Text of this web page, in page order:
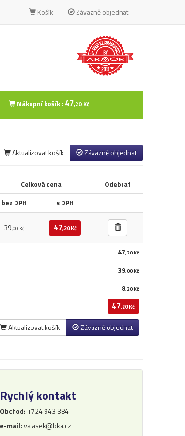
Košík Závazně objednat
Nákupní košík : 47,20 Kč
Aktualizovat košík Závazně objednat
Celková cena
Odebrat
bez DPH
s DPH
39,00 Kč 47,20 Kč
47,20 Kč
39,00 Kč
8,20 Kč
47,20 Kč
Aktualizovat košík Závazně objednat
Rychlý kontakt
Obchod: +724 943 384
e-mail:valasek@bka.cz